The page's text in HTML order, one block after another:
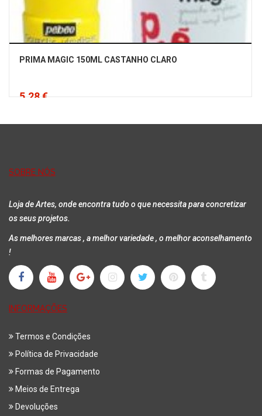
PRIMA MAGIC 150ML CASTANHO CLARO
5,28 €
SOBRE NÓS
Loja de Artes, onde encontra tudo o que necessita para concretizar
os seus projetos.
As melhores marcas , a melhor variedade , o melhor aconselhamento
!
INFORMAÇÕES
Termos e Condições
Política de Privacidade
Formas de Pagamento
Meios de Entrega
Devoluções